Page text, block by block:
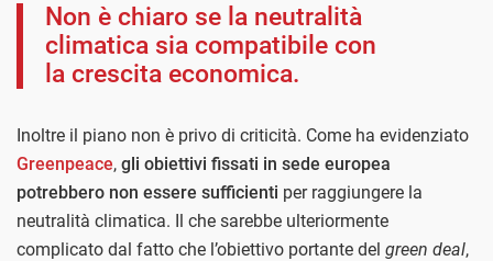
Non è chiaro se la neutralità
climatica sia compatibile con
la crescita economica.
Inoltre il piano non è privo di criticità. Come ha evidenziato
Greenpeace, gli obiettivi fissati in sede europea
potrebbero non essere sufficienti per raggiungere la
neutralità climatica. Il che sarebbe ulteriormente
complicato dal fatto che l’obiettivo portante del green deal,